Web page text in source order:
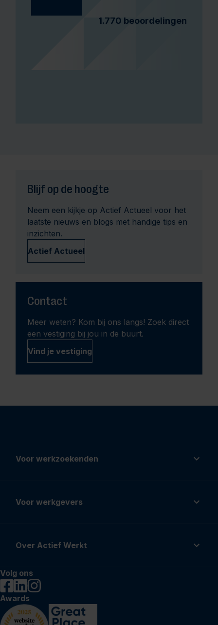
1.770 beoordelingen
Blijf op de hoogte
Neem een kijkje op Actief Actueel voor het
laatste nieuws en blogs met handige tips en
inzichten.
Actief Actueel
Contact
Meer weten? Kom bij ons langs! Zoek direct
een vestiging bij jou in de buurt.
Vind je vestiging
Voor werkzoekenden
Voor werkgevers
Over Actief Werkt
Volg ons
Awards